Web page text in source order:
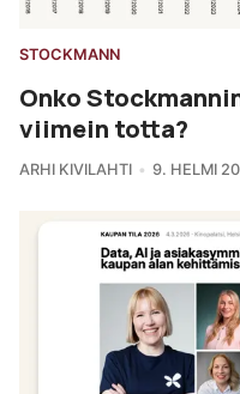
STOCKMANN
Onko
viimein totta?
ARHI KIVILAHTI 9. HELMI